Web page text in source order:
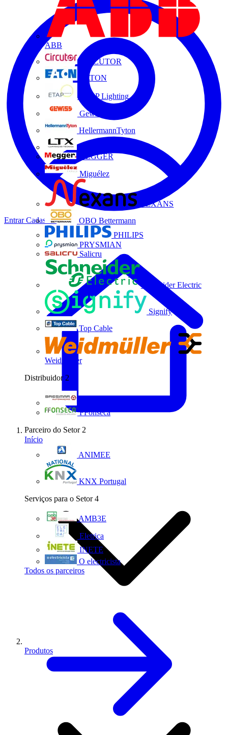
ABB
CIRCUTOR
EATON
ETAP Lighting
Gewiss
HellermannTyton
MEGGER
Miguélez
NEXANS
OBO Bettermann
PHILIPS
PRYSMIAN
Salicru
Schneider Electric
Signify
Top Cable
Weidmüller
Distribuidor 2
FFonseca
Parceiro do Setor 2
ANIMEE
KNX Portugal
Serviços para o Setor 4
AMB3E
Eletrica
INETE
O electricista
Todos os parceiros
EntrarCadastrar
Início
Produtos